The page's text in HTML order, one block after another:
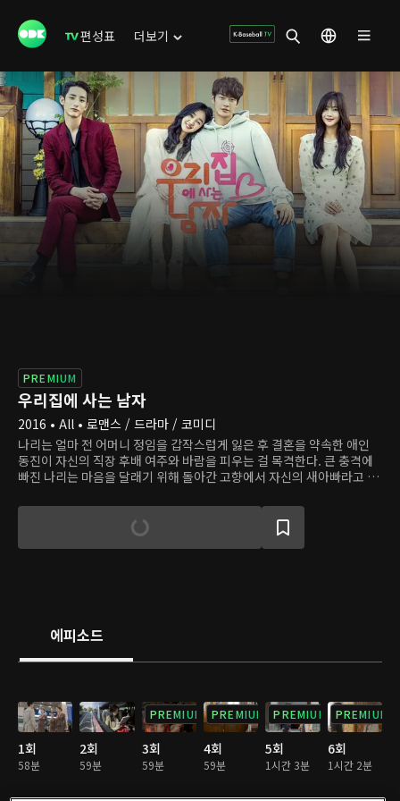
편성표 더보기
PREMIUM
우리집에 사는 남자
2016 • All • 로맨스 / 드라마 / 코미디
나리는 얼마 전 어머니 정임을 갑작스럽게 잃은 후 결혼을 약속한 애인
동진이 자신의 직장 후배 여주와 바람을 피우는 걸 목격한다. 큰 충격에
빠진 나리는 마음을 달래기 위해 돌아간 고향에서 자신의 새아빠라고 우
어두운 과거를 뒤로 하고 새로운 인생을 시작했다. 난길은 정임이 세상을
떠난 후에도 만두가게를 지켰고, 이제 고향으로 돌아온 정임의 딸 나리를
지키기 위해 최선을 다하려 한다.
에피소드
1회
58분
2회
59분
PREMIUM
3회
59분
PREMIUM
4회
59분
PREMIUM
5회
1시간 3분
PREMIUM
6회
1시간 2분